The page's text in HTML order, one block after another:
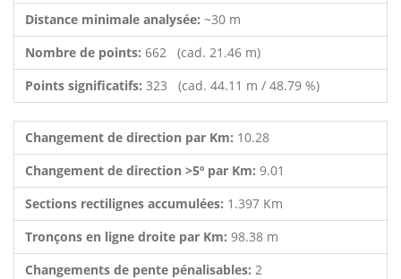
Distance minimale analysée: ~30 m
Nombre de points: 662 (cad. 21.46 m)
Points significatifs: 323 (cad. 44.11 m / 48.79 %)
Changement de direction par Km: 10.28
Changement de direction >5º par Km: 9.01
Sections rectilignes accumulées: 1.397 Km
Tronçons en ligne droite par Km: 98.38 m
Changements de pente pénalisables: 2